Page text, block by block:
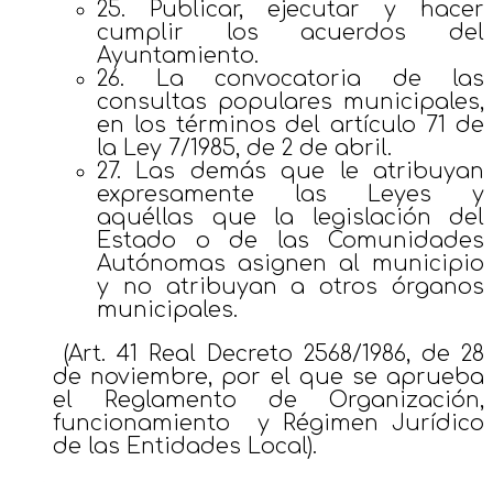
25. Publicar, ejecutar y hacer
cumplir los acuerdos del
Ayuntamiento.
26. La convocatoria de las
consultas populares municipales,
en los términos del artículo 71 de
la Ley 7/1985, de 2 de abril.
27. Las demás que le atribuyan
expresamente las Leyes y
aquéllas que la legislación del
Estado o de las Comunidades
Autónomas asignen al municipio
y no atribuyan a otros órganos
municipales.
(Art. 41 Real Decreto 2568/1986, de 28
de noviembre, por el que se aprueba
el Reglamento de Organización,
funcionamiento y Régimen Jurídico
de las Entidades Local).